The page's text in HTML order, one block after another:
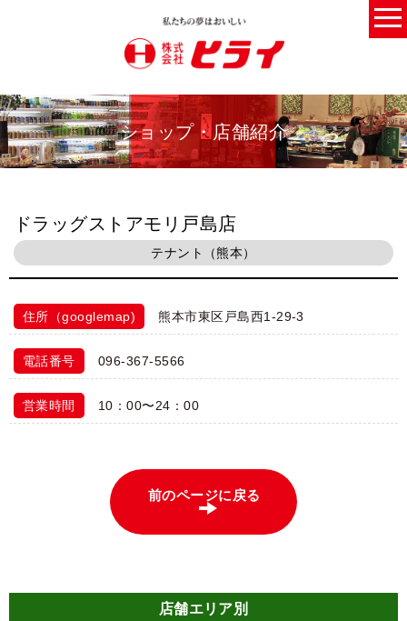
ショップ・店舗紹介
ドラッグストアモリ戸島店
テナント（熊本）
住所（googlemap) 熊本市東区戸島西1-29-3
電話番号 096-367-5566
営業時間 10：00〜24：00
前のページに戻る
店舗エリア別